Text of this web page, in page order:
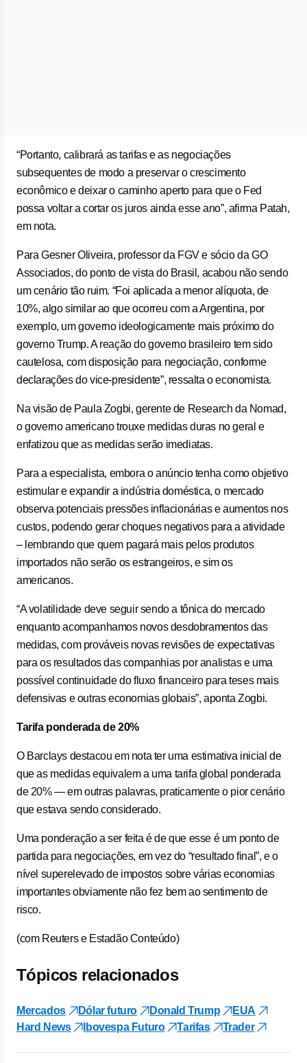
“Portanto, calibrará as tarifas e as negociações
subsequentes de modo a preservar o crescimento
econômico e deixar o caminho aperto para que o Fed
possa voltar a cortar os juros ainda esse ano”, afirma Patah,
em nota.
Para Gesner Oliveira, professor da FGV e sócio da GO
Associados, do ponto de vista do Brasil, acabou não sendo
um cenário tão ruim. “Foi aplicada a menor alíquota, de
10%, algo similar ao que ocorreu com a Argentina, por
exemplo, um governo ideologicamente mais próximo do
governo Trump. A reação do governo brasileiro tem sido
cautelosa, com disposição para negociação, conforme
declarações do vice-presidente”, ressalta o economista.
Na visão de Paula Zogbi, gerente de Research da Nomad,
o governo americano trouxe medidas duras no geral e
enfatizou que as medidas serão imediatas.
Para a especialista, embora o anúncio tenha como objetivo
estimular e expandir a indústria doméstica, o mercado
observa potenciais pressões inflacionárias e aumentos nos
custos, podendo gerar choques negativos para a atividade
– lembrando que quem pagará mais pelos produtos
importados não serão os estrangeiros, e sim os
americanos.
“A volatilidade deve seguir sendo a tônica do mercado
enquanto acompanhamos novos desdobramentos das
medidas, com prováveis novas revisões de expectativas
para os resultados das companhias por analistas e uma
possível continuidade do fluxo financeiro para teses mais
defensivas e outras economias globais”, aponta Zogbi.
Tarifa ponderada de 20%
O Barclays destacou em nota ter uma estimativa inicial de
que as medidas equivalem a uma tarifa global ponderada
de 20% — em outras palavras, praticamente o pior cenário
que estava sendo considerado.
Uma ponderação a ser feita é de que esse é um ponto de
partida para negociações, em vez do “resultado final”, e o
nível superelevado de impostos sobre várias economias
importantes obviamente não fez bem ao sentimento de
risco.
(com Reuters e Estadão Conteúdo)
Tópicos relacionados
Mercados Dólar futuro Donald Trump
EUA
Hard News
Ibovespa Futuro Tarifas Trader